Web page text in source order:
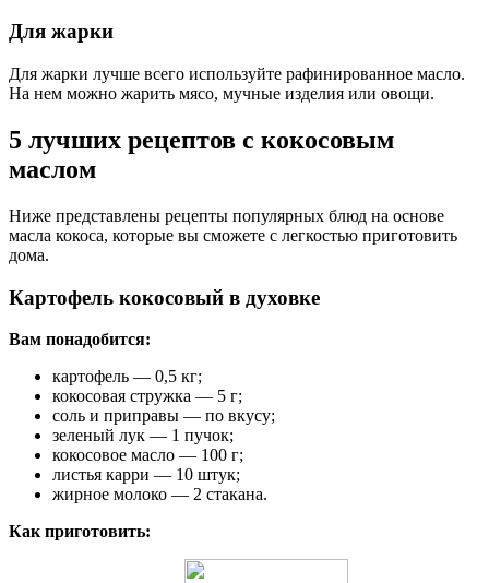
Для жарки
Для жарки лучше всего используйте рафинированное масло.
На нем можно жарить мясо, мучные изделия или овощи.
5 лучших рецептов с кокосовым
маслом
Ниже представлены рецепты популярных блюд на основе
масла кокоса, которые вы сможете с легкостью приготовить
дома.
Картофель кокосовый в духовке
Вам понадобится:
картофель — 0,5 кг;
кокосовая стружка — 5 г;
соль и приправы — по вкусу;
зеленый лук — 1 пучок;
кокосовое масло — 100 г;
листья карри — 10 штук;
жирное молоко — 2 стакана.
Как приготовить: